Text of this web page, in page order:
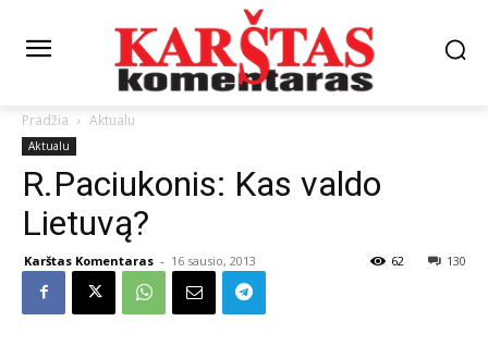
Pradžia Aktualu
Aktualu
R.Paciukonis: Kas valdo
Lietuvą?
Karštas Komentaras - 16 sausio, 2013 130
62